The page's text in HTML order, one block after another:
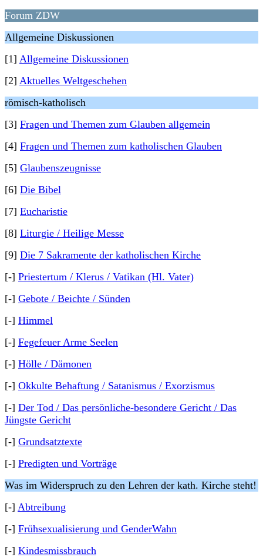
Forum ZDW
Allgemeine Diskussionen
[1] Allgemeine Diskussionen
[2] Aktuelles Weltgeschehen
römisch-katholisch
[3] Fragen und Themen zum Glauben allgemein
[4] Fragen und Themen zum katholischen Glauben
[5] Glaubenszeugnisse
[6] Die Bibel
[7] Eucharistie
[8] Liturgie / Heilige Messe
[9] Die 7 Sakramente der katholischen Kirche
[-] Priestertum / Klerus / Vatikan (Hl. Vater)
[-] Gebote / Beichte / Sünden
[-] Himmel
[-] Fegefeuer Arme Seelen
[-] Hölle / Dämonen
[-] Okkulte Behaftung / Satanismus / Exorzismus
[-] Der Tod / Das persönliche-besondere Gericht / Das
Jüngste Gericht
[-] Grundsatztexte
[-] Predigten und Vorträge
Was im Widerspruch zu den Lehren der kath. Kirche steht!
[-] Abtreibung
[-] Frühsexualisierung und GenderWahn
[-] Kindesmissbrauch